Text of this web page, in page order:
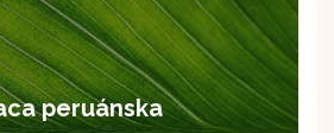
peruánska